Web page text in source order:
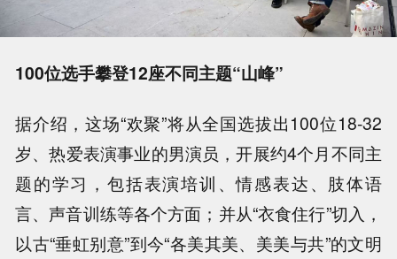
100位选手攀登12座不同主题“山峰”
据介绍，这场“欢聚”将从全国选拔出100位18-32
岁、热爱表演事业的男演员，开展约4个月不同主
题的学习，包括表演培训、情感表达、肢体语
言、声音训练等各个方面；并从“衣食住行”切入，
以古“垂虹别意”到今“各美其美、美美与共”的文明